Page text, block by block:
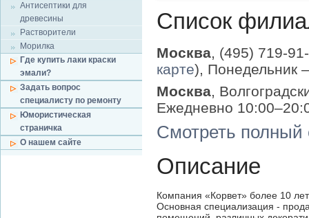
Антисептики для
древесины
Растворители
Морилка
Где купить лаки краски
эмали?
Задать вопрос
специалисту по ремонту
Юмористическая
страничка
О нашем сайте
Список
Москва, (495) 719-
карте), Понедельник
Москва,
Ежедневно
Смотреть
Описание
Компания «Корвет» более 10
Основная специализация -